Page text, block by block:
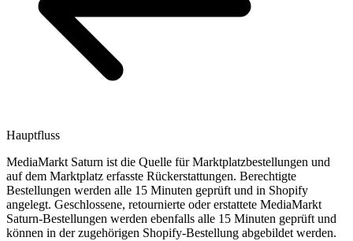
Hauptfluss
MediaMarkt Saturn ist die Quelle für Marktplatzbestellungen und
auf dem Marktplatz erfasste Rückerstattungen. Berechtigte
Bestellungen werden alle 15 Minuten geprüft und in Shopify
angelegt. Geschlossene, retournierte oder erstattete MediaMarkt
Saturn-Bestellungen werden ebenfalls alle 15 Minuten geprüft und
können in der zugehörigen Shopify-Bestellung abgebildet werden.